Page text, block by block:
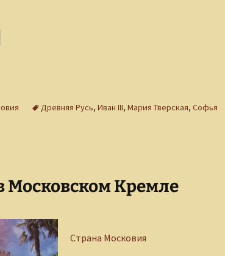
Прогулки по
Древняя Русь, Иван III, Мария Тверская, Софья
Московском Кремле
Страна Московия